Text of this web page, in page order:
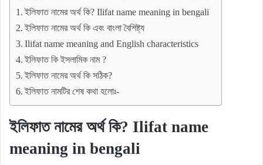
ইলিফাত নামের অর্থ কি? Ilifat name meaning in bengali
ইলিফাত নামের অর্থ কি এবং বাংলা বৈশিষ্ট্য
Ilifat name meaning and English characteristics
ইলিফাত কি ইসলামিক নাম ?
ইলিফাত নামের অর্থ কি সঠিক?
ইলিফাত নামটির শেষ কথা হলোঃ-
ইলিফাত নামের অর্থ কি? Ilifat name
meaning in bengali